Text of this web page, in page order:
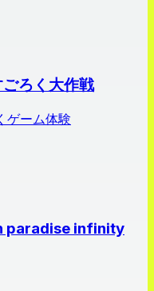
ろく大作戦
ゲーム体験
paradise infinity